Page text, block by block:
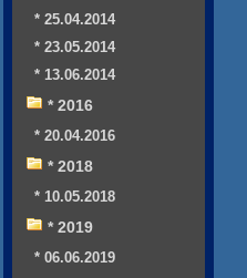
* 25.04.2014
* 23.05.2014
* 13.06.2014
* 2016
* 20.04.2016
* 2018
* 10.05.2018
* 2019
* 06.06.2019